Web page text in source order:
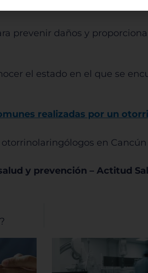
la administración del
prevenir daños y
el estado en el que se
realizadas por un
en Cancún
y prevención – Actitud
su derecho a la privacidad,
para saber más y cambiar
Sin embargo, el bloqueo de
de cookies